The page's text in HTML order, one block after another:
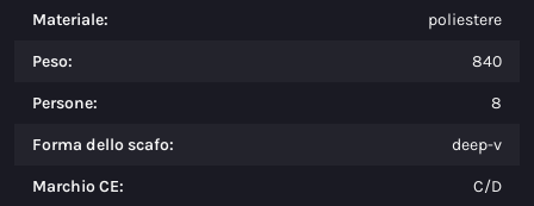
Materiale: poliestere
Peso: 840
Persone: 8
Forma dello scafo: deep-v
Marchio CE: C/D